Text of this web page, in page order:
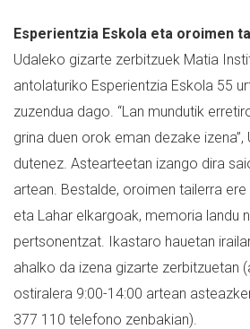
Esperientzia Eskola eta oroimen
Udaleko gizarte zerbitzuek Matia
antolaturiko Esperientzia Eskola 55
zuzendua dago. “Lan mundutik
grina duen orok eman dezake izena”,
dutenez. Astearteetan izango dira
artean. Bestalde, oroimen tailerra
eta Lahar elkargoak, memoria landu
pertsonentzat. Ikastaro hauetan
ahalko da izena gizarte zerbitzuetan
ostiralera 9:00-14:00 artean
377 110 telefono zenbakian).